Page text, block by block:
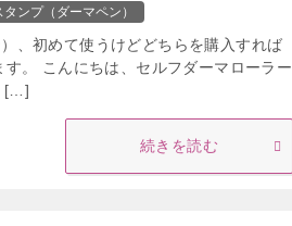
ンプ（ダーマペン）
、初めて使うけどどちらを購入すれば
。 こんにちは、セルフダーマローラー
[…]
続きを読む